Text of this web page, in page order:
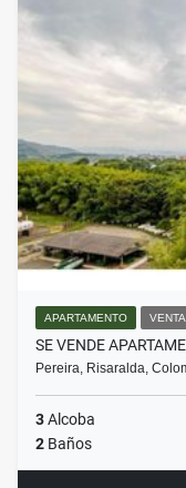
APARTAMENTO VENTA
SE VENDE
Pereira, Risaralda,
3Alcoba
2 Baños